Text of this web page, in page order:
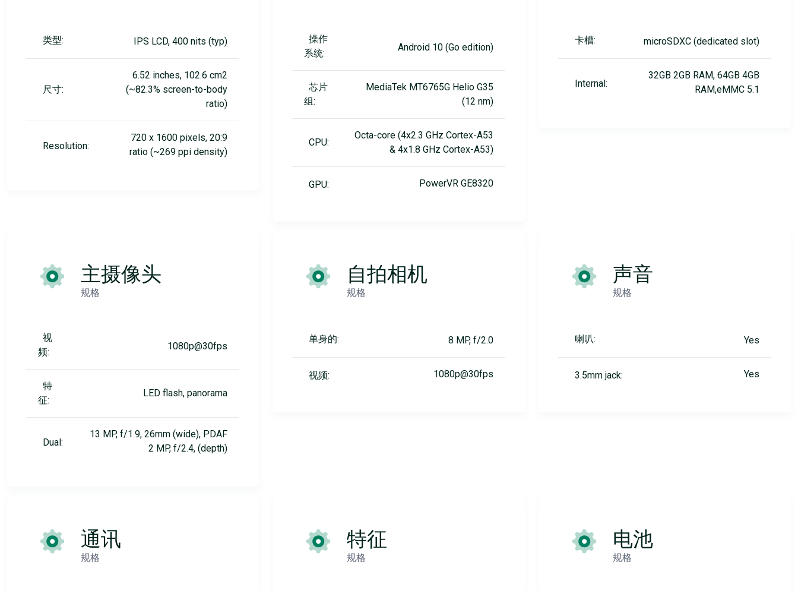
类型: IPS LCD, 400 nits (typ)
尺寸:
6.52 inches, 102.6 cm2
(~82.3% screen-to-body
ratio)
Resolution:
720 x 1600 pixels, 20:9
ratio (~269 ppi density)
操作
系统:
Android 10 (Go edition)
芯片
组:
MediaTek MT6765G Helio G35
(12 nm)
CPU:
Octa-core (4x2.3 GHz Cortex-A53
& 4x1.8 GHz Cortex-A53)
GPU: PowerVR GE8320
卡槽: microSDXC (dedicated slot)
Internal:
32GB 2GB RAM, 64GB 4GB
RAM,eMMC 5.1
主摄像头
规格
视
频:
1080p@30fps
特
征:
LED flash, panorama
Dual:
13 MP, f/1.9, 26mm (wide), PDAF
2 MP, f/2.4, (depth)
自拍相机
规格
单身的: 8 MP, f/2.0
视频: 1080p@30fps
声音
规格
喇叭: Yes
3.5mm jack: Yes
通讯
规格
特征
规格
电池
规格